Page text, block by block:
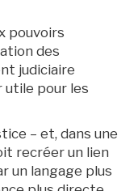
pouvoirs
des
judiciaire
utile pour les
– et, dans une
recréer un lien
un langage plus